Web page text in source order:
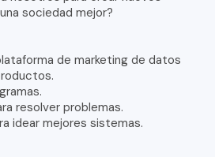
sociedad mejor?
de marketing de datos
resolver problemas.
idear mejores sistemas.